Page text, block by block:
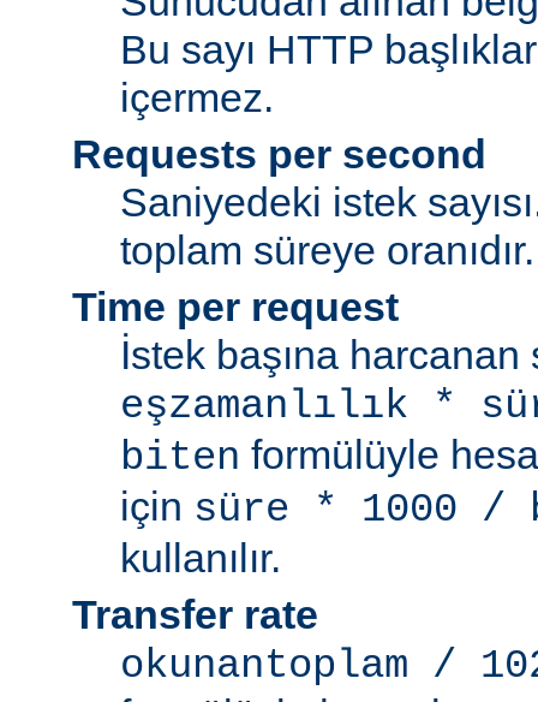
Bu sayı HTTP
içermez.
Requests per second
Saniyedeki istek
toplam süreye oranıdır.
Time per request
İstek başına
eşzamanlılık *
biten formülüyle
için süre * 1000 /
kullanılır.
Transfer rate
okunantoplam /